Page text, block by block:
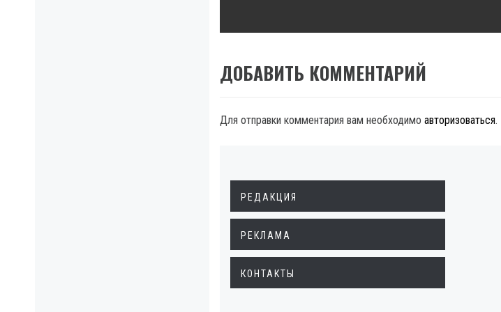
ДОБАВИТЬ КОММЕНТАРИЙ
Для отправки комментария вам необходимо авторизоваться.
РЕДАКЦИЯ
РЕКЛАМА
КОНТАКТЫ